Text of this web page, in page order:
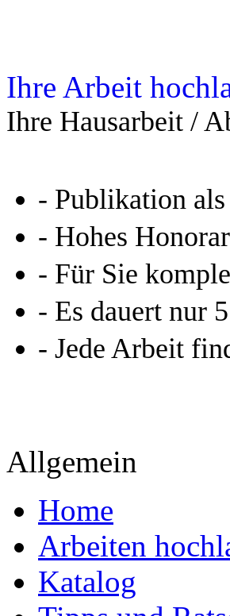
Ihre Arbeit
Ihre Hausarbeit /
- Publikation
- Hohes
- Für Sie
- Es dauert nur
- Jede Arbeit
Allgemein
Home
Arbeiten
Katalog